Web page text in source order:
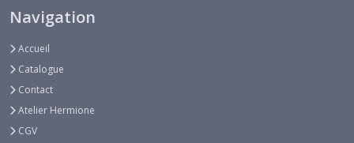
Navigation
Accueil
Catalogue
Contact
Atelier Hermione
CGV